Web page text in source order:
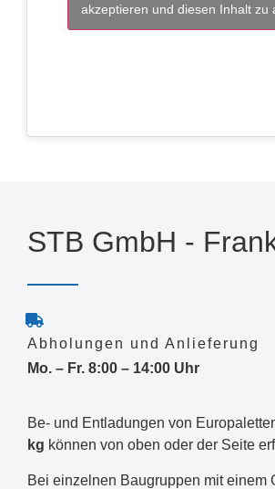
akzeptieren und diesen Inhalt zu
STB GmbH -
Abholungen und Anlieferung
Mo. – Fr. 8:00 – 14:00 Uhr
Be- und Entladungen von
kg können von oben oder der Seite
Bei einzelnen Baugruppen mit einem